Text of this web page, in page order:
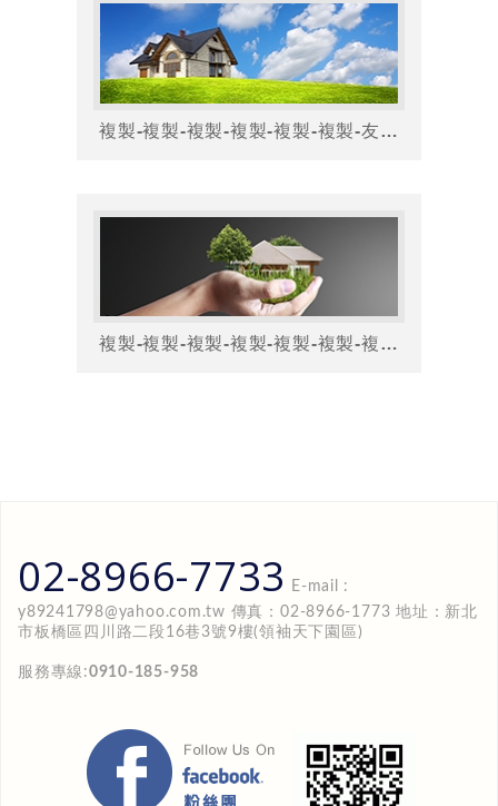
複製-複製-複製-複製-複製-複製-友站連結友站連結
複製-複製-複製-複製-複製-複製-複製-友站連結友站連結
02-8966-7733
E-mail :
y89241798@yahoo.com.tw 傳真：02-8966-1773 地址：新北
市板橋區四川路二段16巷3號9樓(領袖天下園區)
服務專線:0910-185-958